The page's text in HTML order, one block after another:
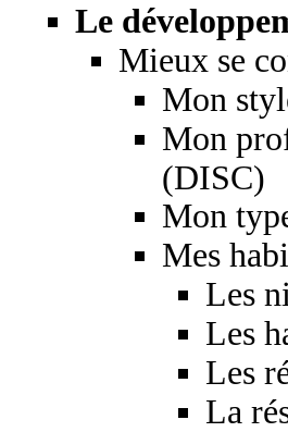
Le
Mieux se
Mon
Mon
(DISC)
Mon
Mes
Les
Les
Les
La